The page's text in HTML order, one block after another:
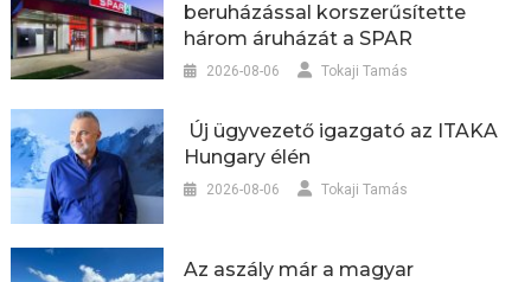
beruházással korszerűsítette
három áruházát a SPAR
2026-08-06 Tokaji Tamás
Új ügyvezető igazgató az ITAKA
Hungary élén
2026-08-06 Tokaji Tamás
Az aszály már a magyar